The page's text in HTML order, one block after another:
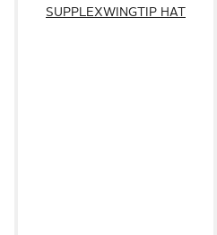
SUPPLEXWINGTIP HAT